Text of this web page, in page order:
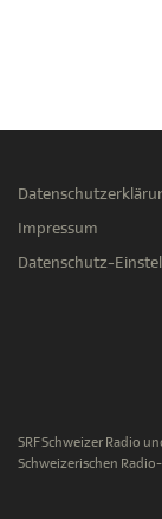
Impressum
Datenschutz-
SRF Schweizer Radio
Schweizerischen